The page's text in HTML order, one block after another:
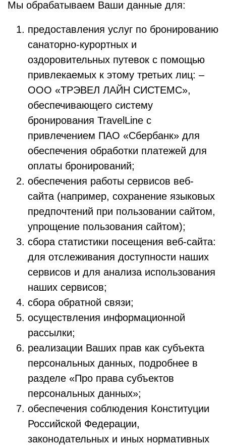
Мы обрабатываем Ваши данные для:
предоставления услуг по бронированию
санаторно-курортных и
оздоровительных путевок с помощью
привлекаемых к этому третьих лиц: –
ООО «ТРЭВЕЛ ЛАЙН СИСТЕМС»,
обеспечивающего систему
бронирования TravelLine с
привлечением ПАО «Сбербанк» для
обеспечения обработки платежей для
оплаты бронирований;
обеспечения работы сервисов веб-
сайта (например, сохранение языковых
предпочтений при пользовании сайтом,
упрощение пользования сайтом);
сбора статистики посещения веб-сайта:
для отслеживания доступности наших
сервисов и для анализа использования
наших сервисов;
сбора обратной связи;
осуществления информационной
рассылки;
реализации Ваших прав как субъекта
персональных данных, подробнее в
разделе «Про права субъектов
персональных данных»;
обеспечения соблюдения Конституции
Российской Федерации,
законодательных и иных нормативных